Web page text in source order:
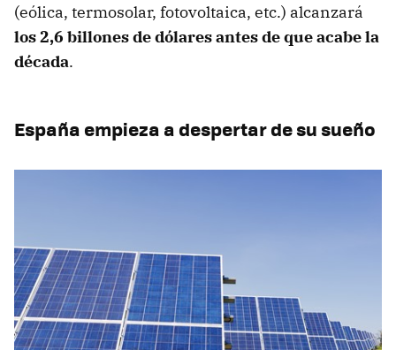
(eólica, termosolar, fotovoltaica, etc.) alcanzará
los 2,6 billones de dólares antes de que acabe la
década.
España empieza a despertar de su sueño